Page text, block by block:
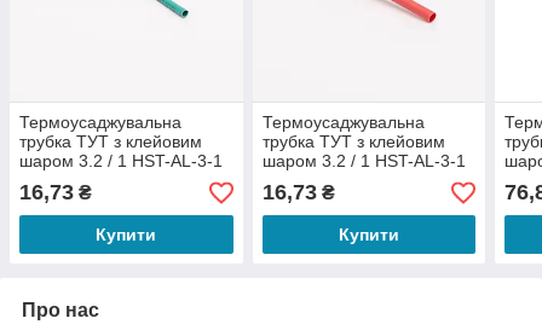
Термоусаджувальна
трубка ТУТ з клейовим
шаром 3.2 / 1 HST-AL-3-1
16,73 ₴
Купити
Термоусаджувальна
трубка ТУТ з клейовим
шаром 3.2 / 1 HST-AL-3-1
16,73₴
Купити
Про нас